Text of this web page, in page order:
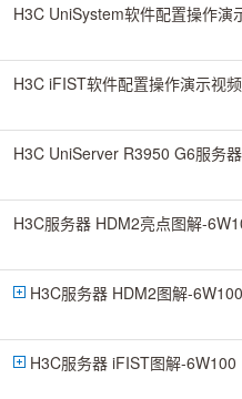
H3C UniSystem软件配置操作演
H3C iFIST软件配置操作演示视
H3C UniServer R3950 G6服务
H3C服务器 HDM2亮点图解-
H3C服务器 HDM2图解-6W100
H3C服务器 iFIST图解-6W100